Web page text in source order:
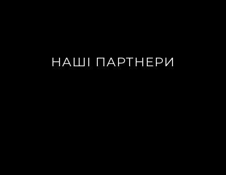
НАШІ ПАРТНЕРИ